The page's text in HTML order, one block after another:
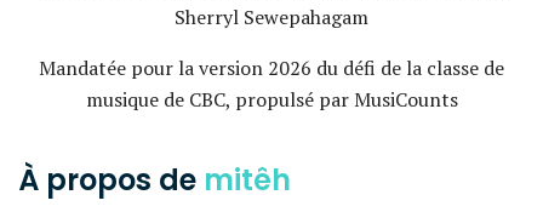
Sherryl Sewepahagam
Mandatée pour la version 2026 du défi de la classe de
musique de CBC, propulsé par MusiCounts
À propos de mitêh